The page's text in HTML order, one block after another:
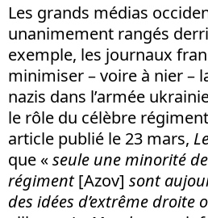
Les grands médias
unanimement rangés
exemple, les journaux
minimiser – voire à nier –
nazis dans l’armée
le rôle du célèbre
article publié le 23 mars,
que «seule une minorité
régiment[Azov] sont
des idées d’extrême droite